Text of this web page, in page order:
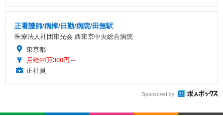
正看護師/病棟/日勤/病院/田無駅
医療法人社団東光会 西東京中央総合病院
東京都
月給24万300円～
正社員
Sponsored by